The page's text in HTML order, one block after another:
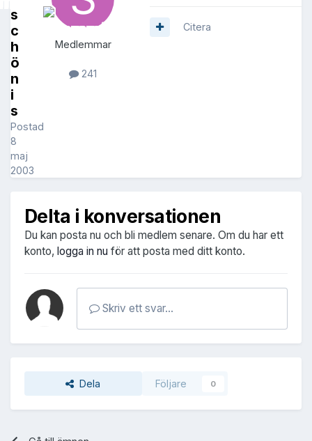
s
c
h
ö
n
i
s
Postad
8
maj
2003
Medlemmar
241
Citera
Delta i konversationen
Du kan posta nu och bli medlem senare. Om du har ett
konto, logga in nu för att posta med ditt konto.
Skriv ett svar...
Dela Följare 0